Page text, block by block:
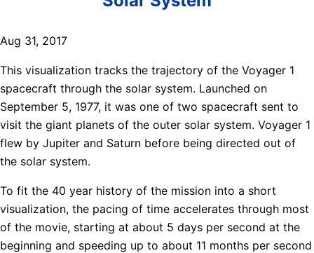
Aug 31, 2017
This visualization tracks the trajectory of the Voyager 1
spacecraft through the solar system. Launched on
September 5, 1977, it was one of two spacecraft sent to
visit the giant planets of the outer solar system. Voyager 1
flew by Jupiter and Saturn before being directed out of
the solar system.
To fit the 40 year history of the mission into a short
visualization, the pacing of time accelerates through most
of the movie, starting at about 5 days per second at the
beginning and speeding up to about 11 months per second